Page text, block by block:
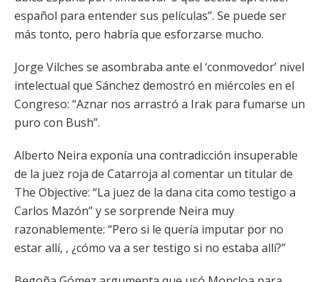
español para entender sus películas”. Se puede ser
más tonto, pero habría que esforzarse mucho.
Jorge Vilches se asombraba ante el ‘conmovedor’ nivel
intelectual que Sánchez demostró en miércoles en el
Congreso: “Aznar nos arrastró a Irak para fumarse un
puro con Bush”.
Alberto Neira exponía una contradicción insuperable
de la juez roja de Catarroja al comentar un titular de
The Objective: “La juez de la dana cita como testigo a
Carlos Mazón” y se sorprende Neira muy
razonablemente: “Pero si le quería imputar por no
estar allí, , ¿cómo va a ser testigo si no estaba allí?”